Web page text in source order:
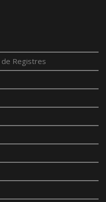
de Registres